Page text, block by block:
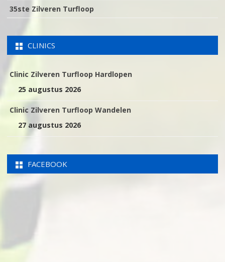
35ste Zilveren Turfloop
CLINICS
Clinic Zilveren Turfloop Hardlopen
25 augustus 2026
Clinic Zilveren Turfloop Wandelen
27 augustus 2026
FACEBOOK